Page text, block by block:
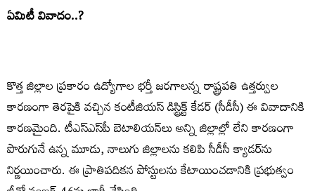
ఏమిటీ వివాదం..?
కొత్త జిల్లాల ప్రకారం ఉద్యోగాల భర్తీ జరగాలన్న రాష్ట్రపతి ఉత్తర్వుల
కారణంగా తెరపైకి వచ్చిన కంటీజియస్‌ డిస్ట్రిక్ట్‌ కేడర్‌ (సీడీసీ) ఈ వివాదానికి
కారణమైంది. టీఎస్‌ఎస్‌పీ బెటాలియన్‌లు అన్ని జిల్లాల్లో లేని కారణంగా
పొరుగునే ఉన్న మూడు, నాలుగు జిల్లాలను కలిపి సీడీసీ క్యాడర్‌ను
నిర్ణయించారు. ఈ ప్రాతిపదికన పోస్టులను కేటాయించడానికి ప్రభుత్వం